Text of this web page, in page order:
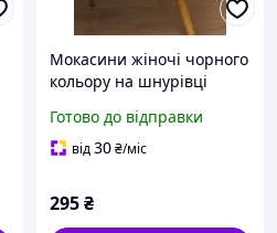
Мокасини жіночі чорного
кольору на шнурівці
Готово до відправки
від30₴/міс
295₴